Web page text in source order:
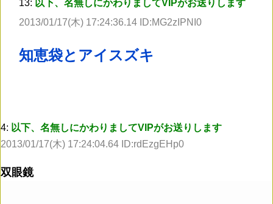
13: 以下、名無しにかわりましてVIPがお送りします
2013/01/17(木) 17:24:36.14 ID:MG2zIPNI0
知恵袋とアイスズキ
4: 以下、名無しにかわりましてVIPがお送りします
2013/01/17(木) 17:24:04.64 ID:rdEzgEHp0
双眼鏡